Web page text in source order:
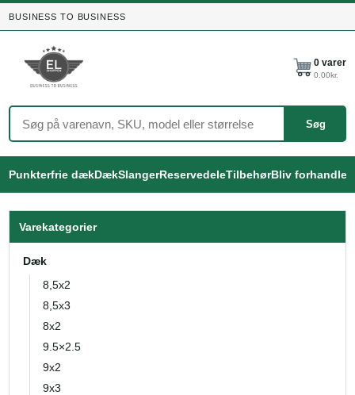
BUSINESS TO BUSINESS
Søg
0 varer
0.00kr.
Punkterfrie dækDækSlangerReservedeleTilbehørBliv
Varekategorier
Dæk
8,5x2
8,5x3
8x2
9.5×2.5
9x2
9x3